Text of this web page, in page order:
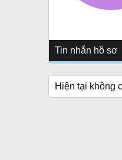
Tin nhắn hồ sơ
Hiện tại không